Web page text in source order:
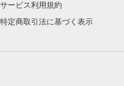
サービス利用規約
特定商取引法に基づく表示